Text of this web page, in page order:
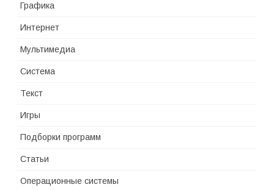
Графика
Интернет
Мультимедиа
Система
Текст
Игры
Подборки программ
Статьи
Операционные системы